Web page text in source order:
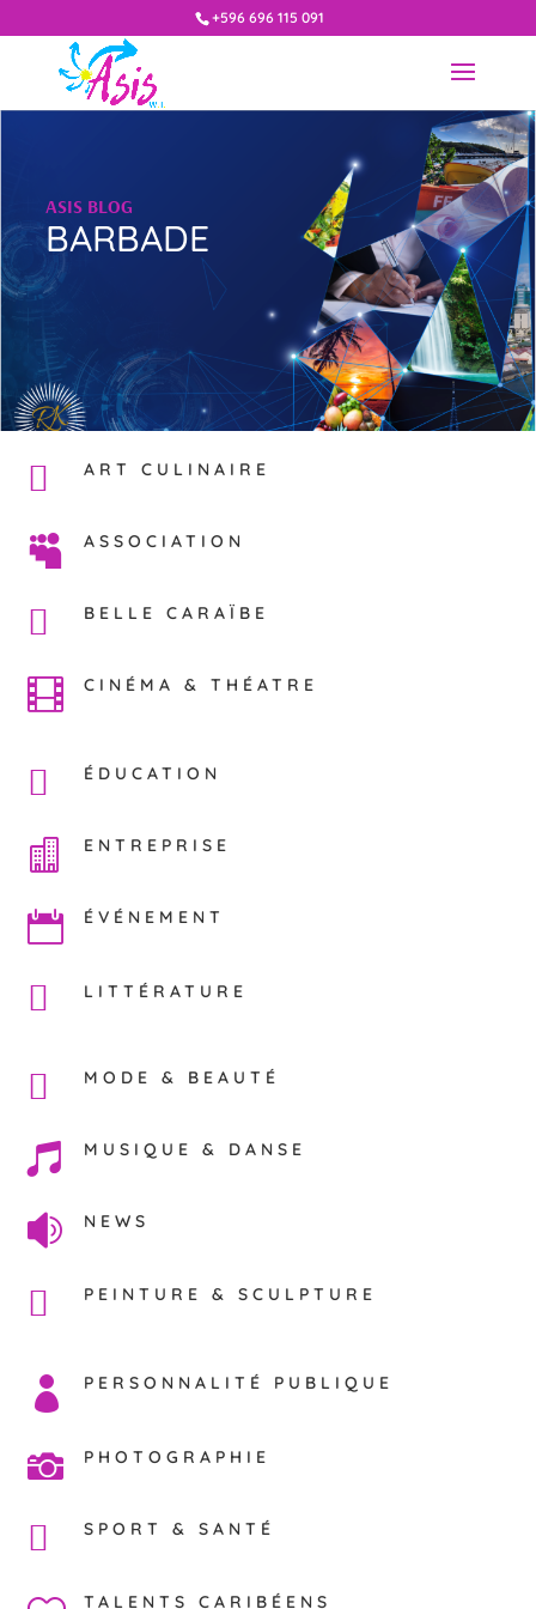
+596 696 115 091
ASIS BLOG
BARBADE
ART CULINAIRE
 ASSOCIATION
BELLE CARAÏBE
 CINÉMA & THÉATRE
ÉDUCATION
 ENTREPRISE
 ÉVÉNEMENT
LITTÉRATURE
MODE & BEAUTÉ
 MUSIQUE & DANSE
 NEWS
PEINTURE & SCULPTURE
 PERSONNALITÉ PUBLIQUE
 PHOTOGRAPHIE
SPORT & SANTÉ
TALENTS CARIBÉENS